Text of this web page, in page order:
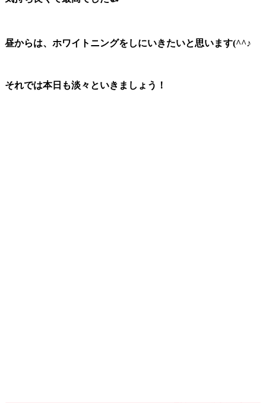
昼からは、ホワイトニングをしにいきたいと思います(^^♪
それでは本日も淡々といきましょう！